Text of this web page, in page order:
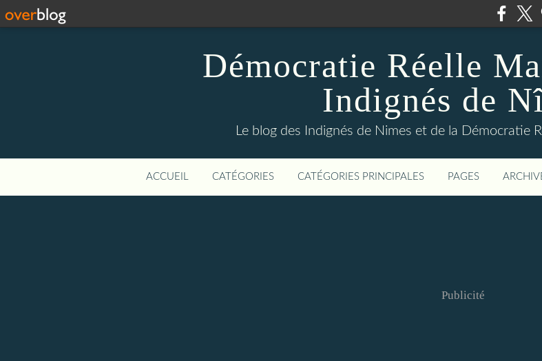
Démocratie Réelle
Indignés de
Le blog des Indignés de Nimes et de la Démocratie
ACCUEIL CATÉGORIES CATÉGORIES PRINCIPALES PAGES
Publicité